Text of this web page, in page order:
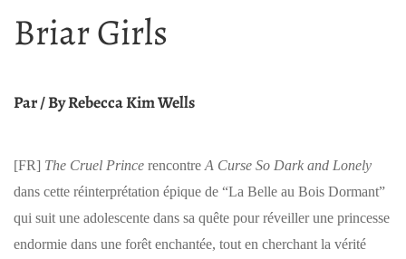
Briar Girls
Par / ByRebecca Kim Wells
[FR] The Cruel Prince rencontre A Curse So Dark and Lonely
dans cette réinterprétation épique de “La Belle au Bois Dormant”
qui suit une adolescente dans sa quête pour réveiller une princesse
endormie dans une forêt enchantée, tout en cherchant la vérité